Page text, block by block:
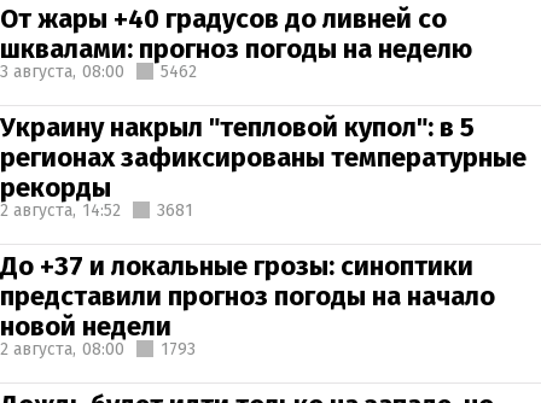
От жары +40 градусов до ливней со
шквалами: прогноз погоды на неделю
3 августа, 08:00 5462
Украину накрыл "тепловой купол": в 5
регионах зафиксированы температурные
рекорды
2 августа, 14:52 3681
До +37 и локальные грозы: синоптики
представили прогноз погоды на начало
новой недели
2 августа, 08:00 1793